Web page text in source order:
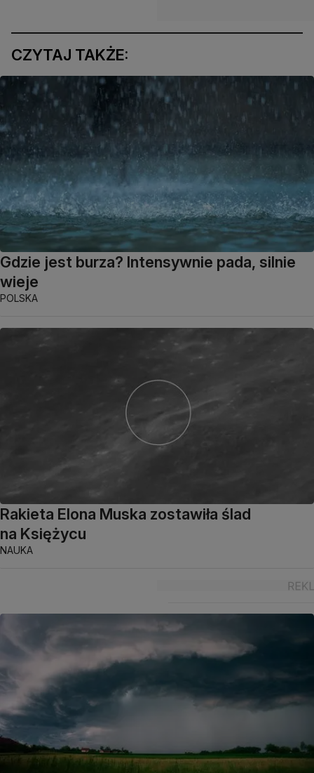
CZYTAJ TAKŻE:
Gdzie jest burza? Intensywnie pada, silnie
wieje
POLSKA
Rakieta Elona Muska zostawiła ślad
na Księżycu
NAUKA